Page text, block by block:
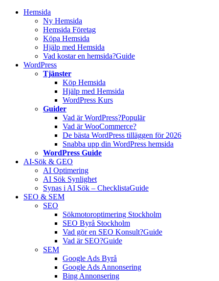
Hemsida
Ny Hemsida
Hemsida Företag
Köpa Hemsida
Hjälp med Hemsida
Vad kostar en hemsida?Guide
WordPress
Tjänster
Köp Hemsida
Hjälp med Hemsida
WordPress Kurs
Guider
Vad är WordPress?Populär
Vad är WooCommerce?
De bästa WordPress tilläggen för 2026
Snabba upp din WordPress hemsida
WordPress Guide
AI-Sök & GEO
AI Optimering
AI Sök Synlighet
Synas i AI Sök – ChecklistaGuide
SEO & SEM
SEO
Sökmotoroptimering Stockholm
SEO Byrå Stockholm
Vad gör en SEO Konsult?Guide
Vad är SEO?Guide
SEM
Google Ads Byrå
Google Ads Annonsering
Bing Annonsering